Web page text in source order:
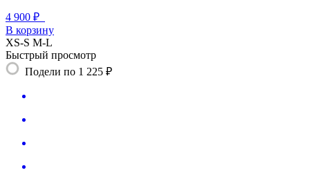
4 900 ₽
В корзину
XS-S M-L
Быстрый просмотр
Подели по 1 225 ₽